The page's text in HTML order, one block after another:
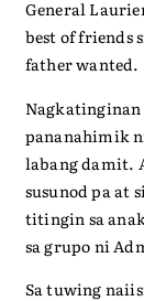
General
best of friends
father wanted.
pananahimik
labang damit.
susunod pa at
titingin sa
sa grupo ni
Sa tuwing